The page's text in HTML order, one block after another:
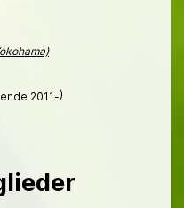
2011-)